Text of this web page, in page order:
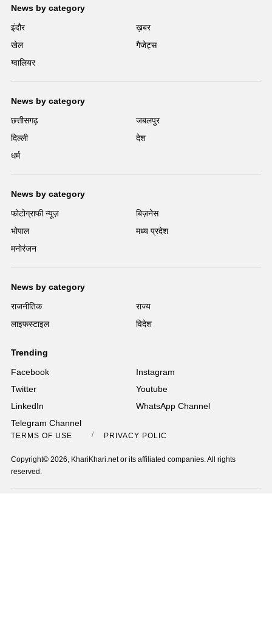
News by category
इंदौर
ख़बर
खेल
गैजेट्स
ग्वालियर
News by category
छत्तीसगढ़
जबलपुर
दिल्ली
देश
धर्म
News by category
फोटोग्राफी न्यूज़
बिज़नेस
भोपाल
मध्य प्रदेश
मनोरंजन
News by category
राजनीतिक
राज्य
लाइफस्टाइल
विदेश
Trending
Facebook
Instagram
Twitter
Youtube
LinkedIn
WhatsApp Channel
Telegram Channel
TERMS OF USE PRIVACY POLICY
Copyright© 2026, KhariKhari.net or its affiliated companies. All rights
reserved.